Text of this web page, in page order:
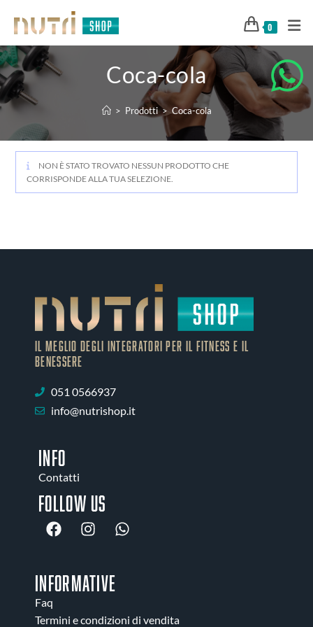
0
Coca-cola
> Prodotti > Coca-cola
NON È STATO TROVATO NESSUN PRODOTTO CHE
CORRISPONDE ALLA TUA SELEZIONE.
IL MEGLIO DEGLI Integratori PER IL FITNESS E IL
BENESSERE
051 0566937
info@nutrishop.it
INFO
Contatti
Follow us
INFORMATIVE
Faq
Termini e condizioni di vendita